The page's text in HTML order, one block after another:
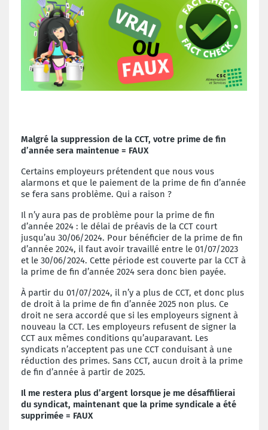
Malgré la suppression de la CCT, votre prime de fin
d’année sera maintenue = FAUX
Certains employeurs prétendent que nous vous
alarmons et que le paiement de la prime de fin d’année
se fera sans problème. Qui a raison ?
Il n’y aura pas de problème pour la prime de fin
d’année 2024 : le délai de préavis de la CCT court
jusqu’au 30/06/2024. Pour bénéficier de la prime de fin
d’année 2024, il faut avoir travaillé entre le 01/07/2023
et le 30/06/2024. Cette période est couverte par la CCT à
la prime de fin d’année 2024 sera donc bien payée.
À partir du 01/07/2024, il n’y a plus de CCT, et donc plus
de droit à la prime de fin d’année 2025 non plus. Ce
droit ne sera accordé que si les employeurs signent à
nouveau la CCT. Les employeurs refusent de signer la
CCT aux mêmes conditions qu’auparavant. Les
syndicats n’acceptent pas une CCT conduisant à une
réduction des primes. Sans CCT, aucun droit à la prime
de fin d’année à partir de 2025.
Il me restera plus d’argent lorsque je me désaffilierai
du syndicat, maintenant que la prime syndicale a été
supprimée = FAUX